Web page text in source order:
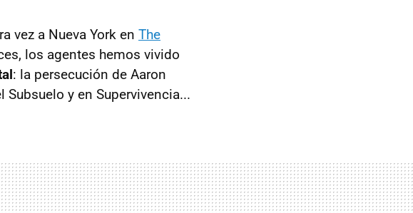
vez a Nueva York en The
los agentes hemos vivido
: la persecución de Aaron
Subsuelo y en Supervivencia...